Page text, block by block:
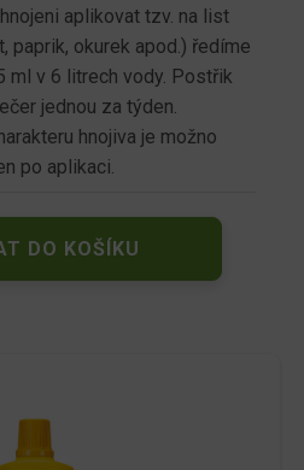
aplikovat tzv. na list
paprik, okurek apod.) ředíme
ml v 6 litrech vody. Postřik
jednou za týden.
hnojiva je možno
po aplikaci.
DO KOŠÍKU